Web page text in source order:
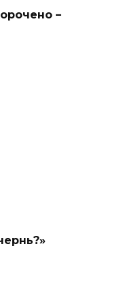
–